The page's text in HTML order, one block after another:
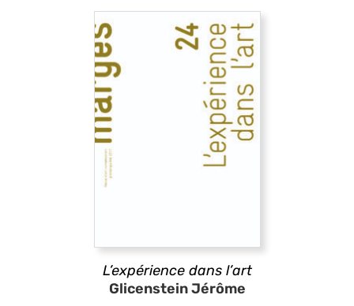
L’expérience dans l’art
Glicenstein Jérôme